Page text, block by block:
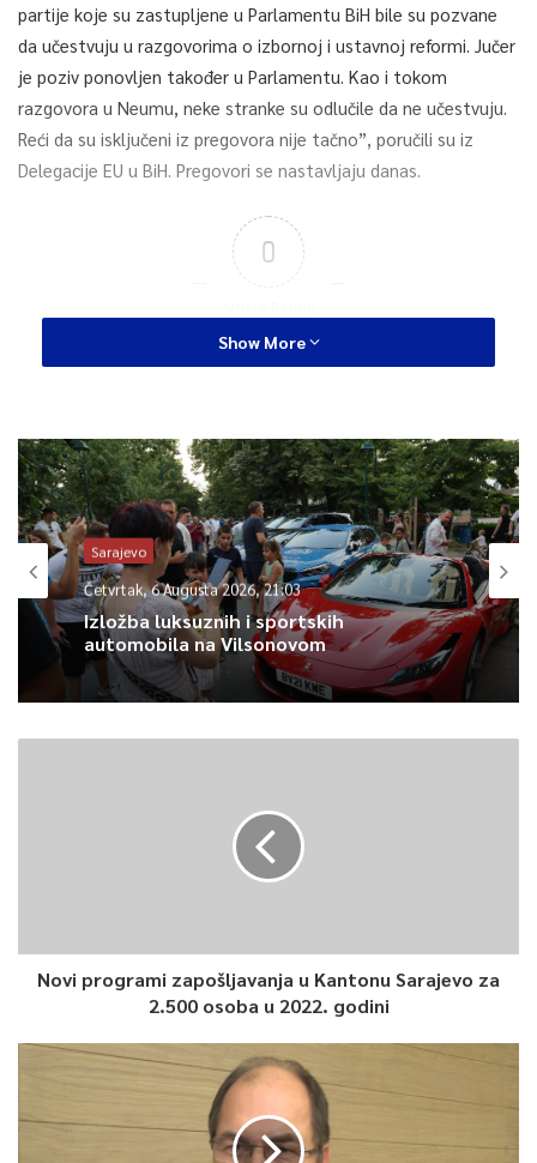
partije koje su zastupljene u Parlamentu BiH bile su pozvane
da učestvuju u razgovorima o izbornoj i ustavnoj reformi. Jučer
je poziv ponovljen također u Parlamentu. Kao i tokom
razgovora u Neumu, neke stranke su odlučile da ne učestvuju.
Reći da su isključeni iz pregovora nije tačno”, poručili su iz
Delegacije EU u BiH. Pregovori se nastavljaju danas.
0
Show More
Sarajevo
Četvrtak, 6 Augusta 2026, 21:03
Izložba luksuznih i sportskih
automobila na Vilsonovom
Novi programi zapošljavanja u Kantonu Sarajevo za
2.500 osoba u 2022. godini